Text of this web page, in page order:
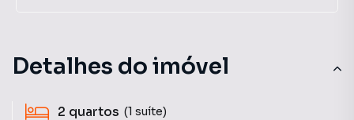
Detalhes do imóvel
2 quartos (1 suíte)